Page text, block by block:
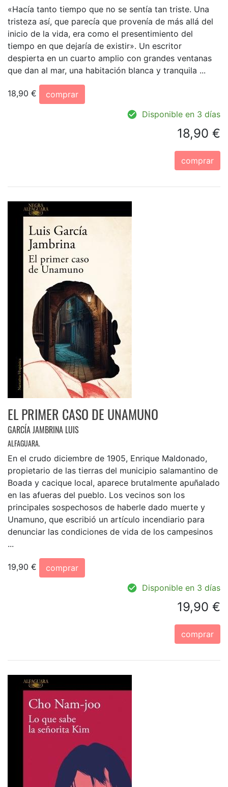
«Hacía tanto tiempo que no se sentía tan triste. Una
tristeza así, que parecía que provenía de más allá del
inicio de la vida, era como el presentimiento del
tiempo en que dejaría de existir». Un escritor
despierta en un cuarto amplio con grandes ventanas
que dan al mar, una habitación blanca y tranquila ...
18,90 €
comprar
Disponible en 3 días
18,90 €
comprar
EL PRIMER CASO DE UNAMUNO
GARCÍA JAMBRINA LUIS
ALFAGUARA.
En el crudo diciembre de 1905, Enrique Maldonado,
propietario de las tierras del municipio salamantino de
Boada y cacique local, aparece brutalmente apuñalado
en las afueras del pueblo. Los vecinos son los
principales sospechosos de haberle dado muerte y
Unamuno, que escribió un artículo incendiario para
denunciar las condiciones de vida de los campesinos
...
19,90 €
comprar
Disponible en 3 días
19,90 €
comprar